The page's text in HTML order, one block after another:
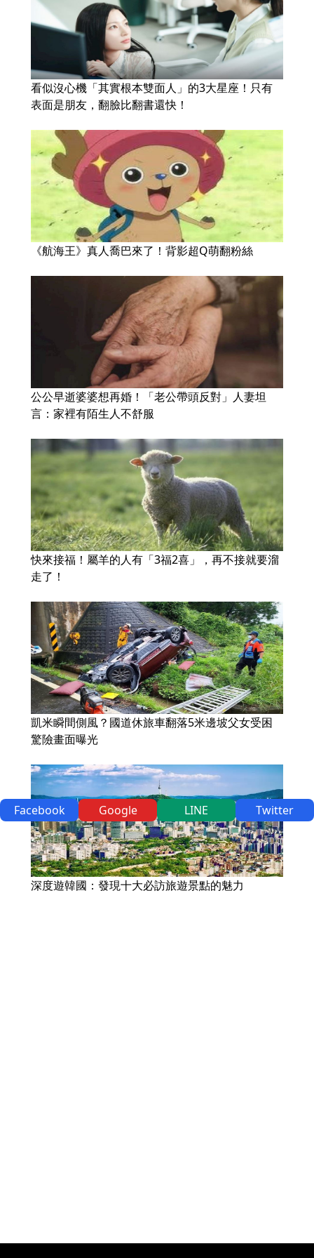
看似沒心機「其實根本雙面人」的3大星座！只有
表面是朋友，翻臉比翻書還快！
《航海王》真人喬巴來了！背影超Q萌翻粉絲
公公早逝婆婆想再婚！「老公帶頭反對」人妻坦
言：家裡有陌生人不舒服
快來接福！屬羊的人有「3福2喜」，再不接就要溜
走了！
凱米瞬間側風？國道休旅車翻落5米邊坡父女受困
驚險畫面曝光
深度遊韓國：發現十大必訪旅遊景點的魅力
Facebook Google LINE Twitter